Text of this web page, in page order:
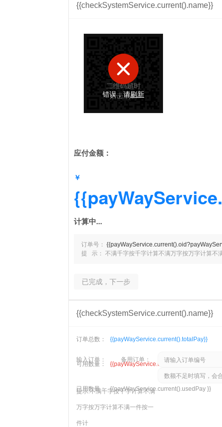
{{checkSystemService.current().name}}
支付成功
二维码超时
点击刷新
错误，请刷新
应付金额：
￥
计算中...
订单号：
提 示： 不满千字按千字计算不满万字按万字计算不
已完成，下一步
{{checkSystemService.current().name}}
订单总数： {{payWayService.current().totalPay}}
可用数量： {{payWayService.current().restPay }}
已用数量： {{payWayService.current().usedPay }}
输入订单： 备用订单：
提示:不满千字按千字计算不满
万字按万字计算不满一件按一
件计